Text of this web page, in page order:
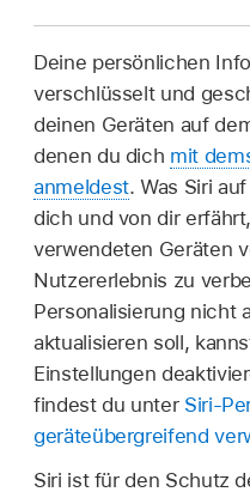
Deine persönlichen
verschlüsselt und
deinen Geräten auf
denen du dich mit
anmeldest. Was Siri
dich und von dir
verwendeten Geräten
Nutzererlebnis zu
Personalisierung nicht
aktualisieren soll,
Einstellungen
findest du unter Siri-
geräteübergreifend
Siri ist für den Schutz